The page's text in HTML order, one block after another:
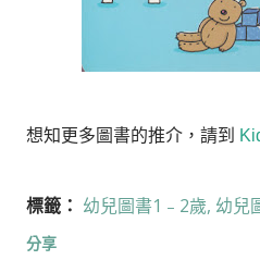
想知更多圖書的推介，請到
標籤： 幼兒圖書1﹣2歲 幼兒
分享